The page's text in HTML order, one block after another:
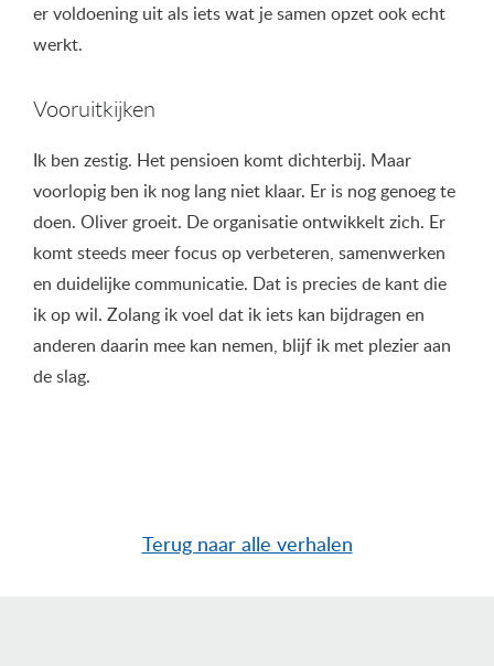
er voldoening uit als iets wat je samen opzet ook echt
werkt.
Vooruitkijken
Ik ben zestig. Het pensioen komt dichterbij. Maar
voorlopig ben ik nog lang niet klaar. Er is nog genoeg te
doen. Oliver groeit. De organisatie ontwikkelt zich. Er
komt steeds meer focus op verbeteren, samenwerken
en duidelijke communicatie. Dat is precies de kant die
ik op wil. Zolang ik voel dat ik iets kan bijdragen en
anderen daarin mee kan nemen, blijf ik met plezier aan
de slag.
Terug naar alle verhalen